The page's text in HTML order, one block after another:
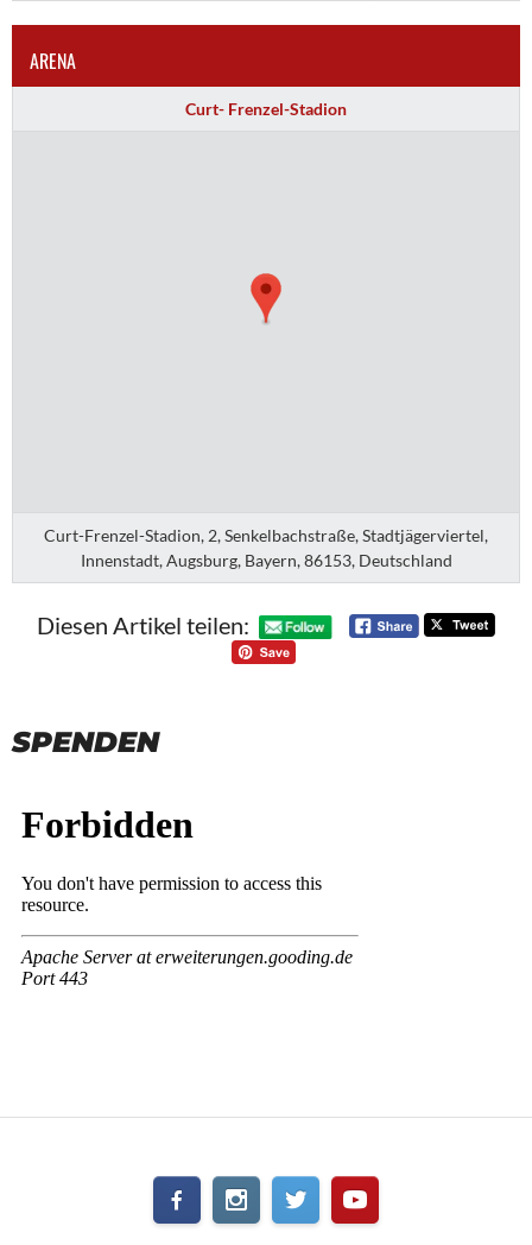
ARENA
Curt- Frenzel-Stadion
Curt-Frenzel-Stadion, 2, Senkelbachstraße, Stadtjägerviertel,
Innenstadt, Augsburg, Bayern, 86153, Deutschland
Diesen Artikel teilen:
SPENDEN